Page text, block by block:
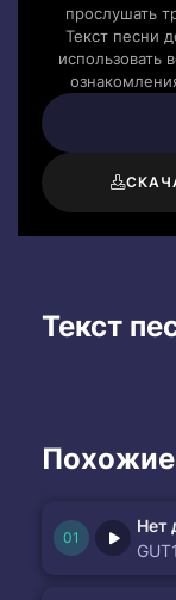
прослушать
Текст песни
использовать
Текст
Нет